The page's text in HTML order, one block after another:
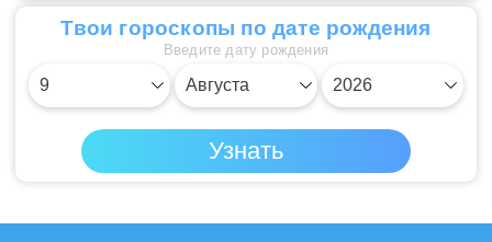
Твои гороскопы по дате рождения
Введите дату рождения